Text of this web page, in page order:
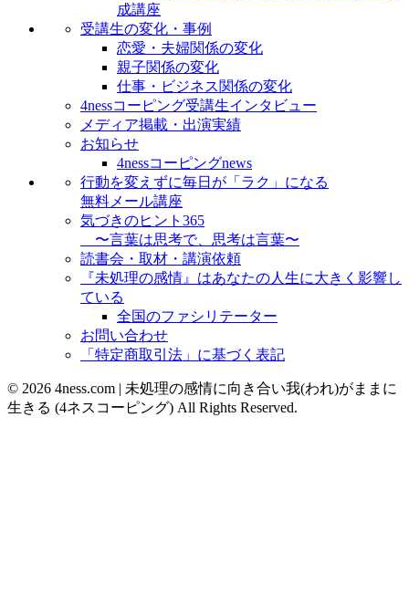
成講座
受講生の変化・事例
恋愛・夫婦関係の変化
親子関係の変化
仕事・ビジネス関係の変化
4nessコーピング受講生インタビュー
メディア掲載・出演実績
お知らせ
4nessコーピングnews
行動を変えずに毎日が「ラク」になる
無料メール講座
気づきのヒント365
〜言葉は思考で、思考は言葉〜
読書会・取材・講演依頼
『未処理の感情』はあなたの人生に大きく影響し
ている
全国のファシリテーター
お問い合わせ
「特定商取引法」に基づく表記
© 2026 4ness.com | 未処理の感情に向き合い我(われ)がままに
生きる (4ネスコーピング) All Rights Reserved.